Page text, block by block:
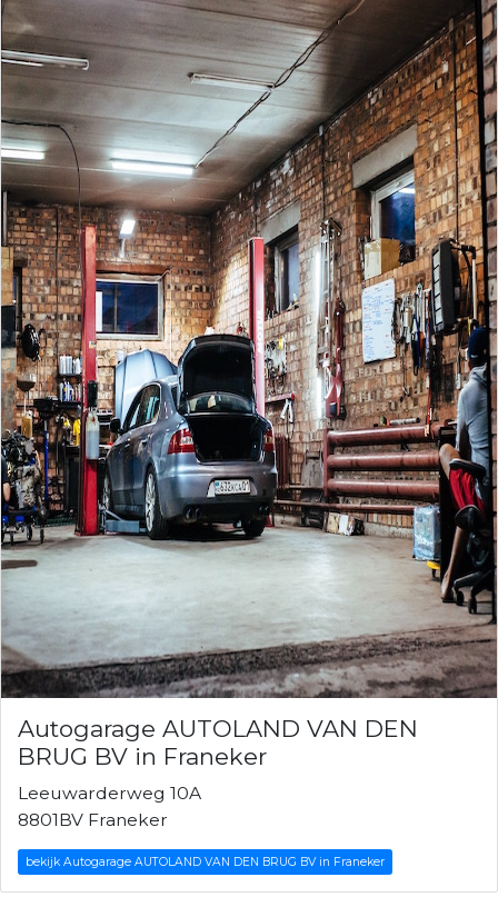
Autogarage AUTOLAND VAN DEN
BRUG BV in Franeker
Leeuwarderweg 10A
8801BV Franeker
bekijk Autogarage AUTOLAND VAN DEN BRUG BV in Franeker